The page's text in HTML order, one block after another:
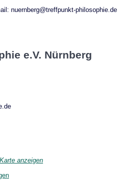
nuernberg@treffpunkt-philosophie.de
e.V. Nürnberg
anzeigen